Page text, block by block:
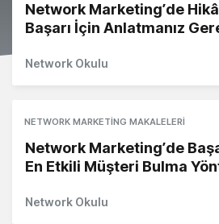
Network Marketing’de
Başarı İçin Anlatmanız
Network Okulu
NETWORK MARKETING MAKALELERI
Network Marketing’de
En Etkili Müşteri Bulma
Network Okulu